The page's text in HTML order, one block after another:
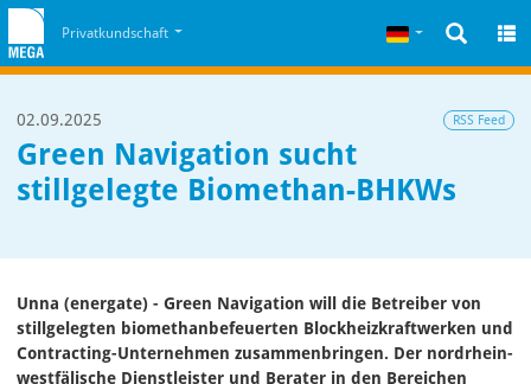
Zum Cookiehinweis
Privatkundschaft Deutsch
02.09.2025 RSS Feed
Green Navigation sucht
stillgelegte Biomethan-BHKWs
Unna (energate) - Green Navigation will die Betreiber von
stillgelegten biomethanbefeuerten Blockheizkraftwerken und
Contracting-Unternehmen zusammenbringen. Der nordrhein-
westfälische Dienstleister und Berater in den Bereichen